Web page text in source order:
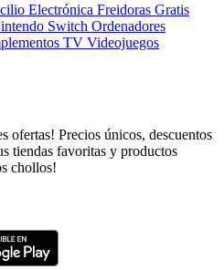
Electrónica Freidoras Gratis
Switch Ordenadores
TV Videojuegos
ofertas! Precios únicos, descuentos
tiendas favoritas y productos
chollos!